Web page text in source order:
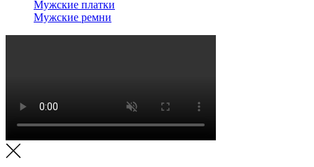
Мужские платки
Мужские ремни